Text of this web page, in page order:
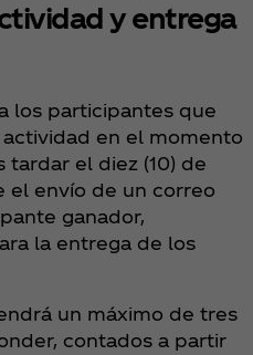
y entrega
los participantes que
en el momento
tardar el diez (10) de
el envío de un correo
ganador,
la entrega de los
un máximo de tres
contados a partir